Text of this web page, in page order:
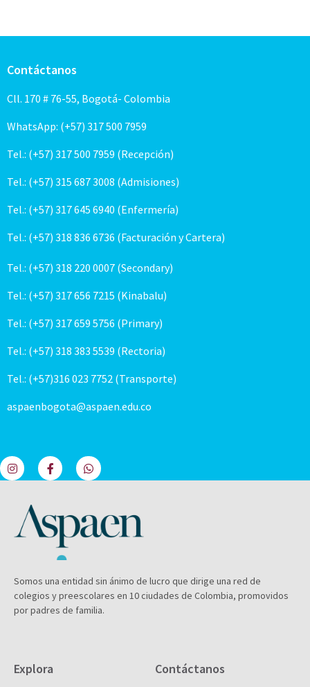
Contáctanos
Cll. 170 # 76-55, Bogotá- Colombia
WhatsApp: (+57) 317 500 7959
Tel.: (+57) 317 500 7959 (Recepción)
Tel.: (+57) 315 687 3008 (Admisiones)
Tel.: (+57) 317 645 6940 (Enfermería)
Tel.: (+57) 318 836 6736 (Facturación y Cartera)
Tel.: (+57) 318 220 0007 (Secondary)
Tel.: (+57) 317 656 7215 (Kinabalu)
Tel.: (+57) 317 659 5756 (Primary)
Tel.: (+57) 318 383 5539 (Rectoria)
Tel.: (+57)316 023 7752 (Transporte)
aspaenbogota@aspaen.edu.co
Somos una entidad sin ánimo de lucro que dirige una red de
colegios y preescolares en 10 ciudades de Colombia, promovidos
por padres de familia.
Explora Contáctanos